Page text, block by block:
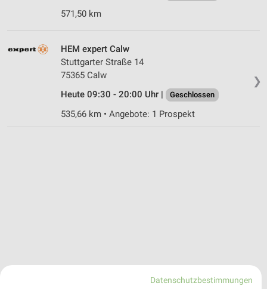
571,50 km
❯
HEM expert Calw
Stuttgarter Straße 14
75365 Calw
Heute 09:30 - 20:00 Uhr |
Geschlossen
535,66 km • Angebote: 1 Prospekt
Datenschutzbestimmungen